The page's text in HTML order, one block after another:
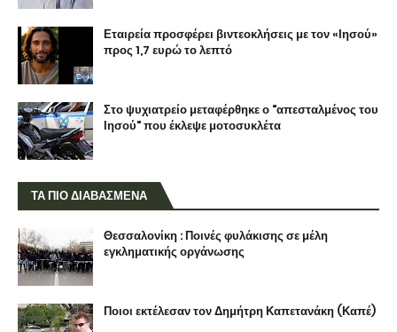
Εταιρεία προσφέρει βιντεοκλήσεις με τον «Ιησού»
προς 1,7 ευρώ το λεπτό
Στο ψυχιατρείο μεταφέρθηκε ο "απεσταλμένος του
Ιησού" που έκλεψε μοτοσυκλέτα
ΤΑ ΠΙΟ ΔΙΑΒΑΣΜΕΝΑ
Θεσσαλονίκη : Ποινές φυλάκισης σε μέλη
εγκληματικής οργάνωσης
Ποιοι εκτέλεσαν τον Δημήτρη Καπετανάκη (Καπέ)